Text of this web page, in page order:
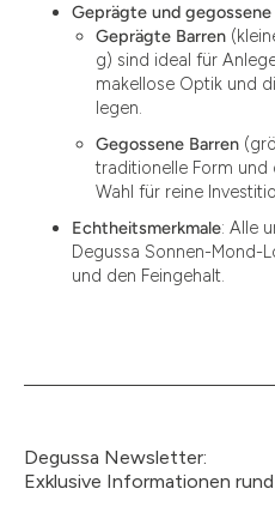
Geprägte und gegossene
Geprägte Barren
g) sind ideal für
makellose Optik und
legen.
Gegossene Barren
traditionelle Form
Wahl für reine
Echtheitsmerkmale: Alle
Degussa Sonnen-Mond-
und den Feingehalt.
Degussa Newsletter:
Exklusive Informationen